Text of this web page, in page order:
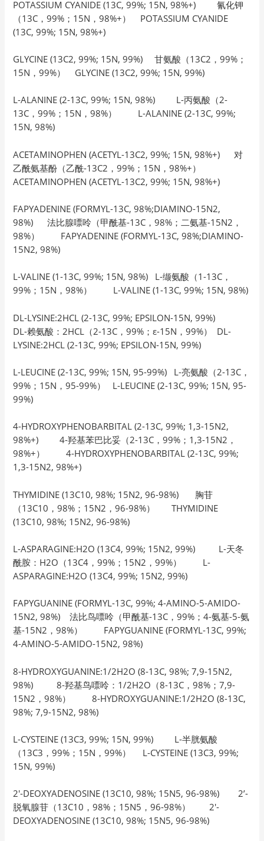
POTASSIUM CYANIDE (13C, 99%; 15N, 98%+) 氰化钾
（13C，99%；15N，98%+） POTASSIUM CYANIDE
(13C, 99%; 15N, 98%+)
GLYCINE (13C2, 99%; 15N, 99%) 甘氨酸（13C2，99%；
15N，99%） GLYCINE (13C2, 99%; 15N, 99%)
L-ALANINE (2-13C, 99%; 15N, 98%) L-丙氨酸（2-
13C，99%；15N，98%） L-ALANINE (2-13C, 99%;
15N, 98%)
ACETAMINOPHEN (ACETYL-13C2, 99%; 15N, 98%+) 对
乙酰氨基酚（乙酰-13C2，99%；15N，98%+）
ACETAMINOPHEN (ACETYL-13C2, 99%; 15N, 98%+)
FAPYADENINE (FORMYL-13C, 98%;DIAMINO-15N2,
98%) 法比腺嘌呤（甲酰基-13C，98%；二氨基-15N2，
98%） FAPYADENINE (FORMYL-13C, 98%;DIAMINO-
15N2, 98%)
L-VALINE (1-13C, 99%; 15N, 98%) L-缬氨酸（1-13C，
99%；15N，98%） L-VALINE (1-13C, 99%; 15N, 98%)
DL-LYSINE:2HCL (2-13C, 99%; EPSILON-15N, 99%)
DL-赖氨酸：2HCL（2-13C，99%；ε-15N，99%） DL-
LYSINE:2HCL (2-13C, 99%; EPSILON-15N, 99%)
L-LEUCINE (2-13C, 99%; 15N, 95-99%) L-亮氨酸（2-13C，
99%；15N，95-99%） L-LEUCINE (2-13C, 99%; 15N, 95-
99%)
4-HYDROXYPHENOBARBITAL (2-13C, 99%; 1,3-15N2,
98%+) 4-羟基苯巴比妥（2-13C，99%；1,3-15N2，
98%+） 4-HYDROXYPHENOBARBITAL (2-13C, 99%;
1,3-15N2, 98%+)
THYMIDINE (13C10, 98%; 15N2, 96-98%) 胸苷
（13C10，98%；15N2，96-98%） THYMIDINE
(13C10, 98%; 15N2, 96-98%)
L-ASPARAGINE:H2O (13C4, 99%; 15N2, 99%) L-天冬
酰胺：H2O（13C4，99%；15N2，99%） L-
ASPARAGINE:H2O (13C4, 99%; 15N2, 99%)
FAPYGUANINE (FORMYL-13C, 99%; 4-AMINO-5-AMIDO-
15N2, 98%) 法比鸟嘌呤（甲酰基-13C，99%；4-氨基-5-氨
基-15N2，98%） FAPYGUANINE (FORMYL-13C, 99%;
4-AMINO-5-AMIDO-15N2, 98%)
8-HYDROXYGUANINE:1/2H2O (8-13C, 98%; 7,9-15N2,
98%) 8-羟基鸟嘌呤：1/2H2O（8-13C，98%；7,9-
15N2，98%） 8-HYDROXYGUANINE:1/2H2O (8-13C,
98%; 7,9-15N2, 98%)
L-CYSTEINE (13C3, 99%; 15N, 99%) L-半胱氨酸
（13C3，99%；15N，99%） L-CYSTEINE (13C3, 99%;
15N, 99%)
2′-DEOXYADENOSINE (13C10, 98%; 15N5, 96-98%) 2’-
脱氧腺苷（13C10，98%；15N5，96-98%） 2′-
DEOXYADENOSINE (13C10, 98%; 15N5, 96-98%)